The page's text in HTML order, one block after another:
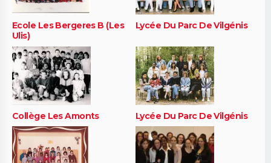
Ecole Les Bergeres B (Les
Ulis)
Lycée Du Parc De Vilgénis
Collège Les Amonts Lycée Du Parc De Vilgénis